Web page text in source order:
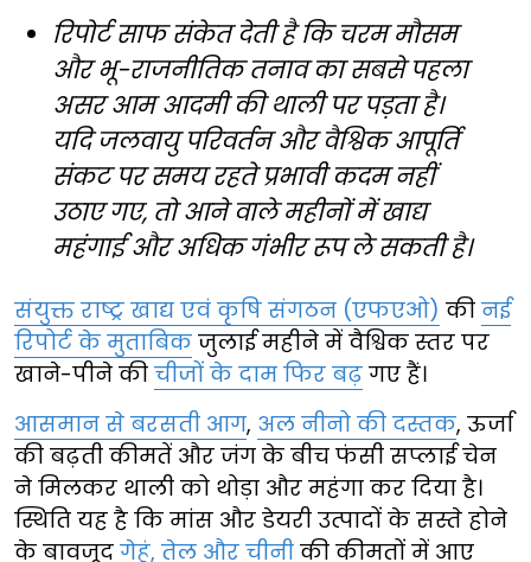
रिपोर्ट साफ संकेत देती है कि चरम मौसम
और भू-राजनीतिक तनाव का सबसे पहला
असर आम आदमी की थाली पर पड़ता है।
यदि जलवायु परिवर्तन और वैश्विक आपूर्ति
संकट पर समय रहते प्रभावी कदम नहीं
उठाए गए, तो आने वाले महीनों में खाद्य
महंगाई और अधिक गंभीर रूप ले सकती है।
संयुक्त राष्ट्र खाद्य एवं कृषि संगठन (एफएओ) की नई
रिपोर्ट के मुताबिक जुलाई महीने में वैश्विक स्तर पर
खाने-पीने की चीजों के दाम फिर बढ़ गए हैं।
आसमान से बरसती आग, अल नीनो की दस्तक, ऊर्जा
की बढ़ती कीमतें और जंग के बीच फंसी सप्लाई चेन
ने मिलकर थाली को थोड़ा और महंगा कर दिया है।
स्थिति यह है कि मांस और डेयरी उत्पादों के सस्ते होने
के बावजूद गेहूं, तेल और चीनी की कीमतों में आए